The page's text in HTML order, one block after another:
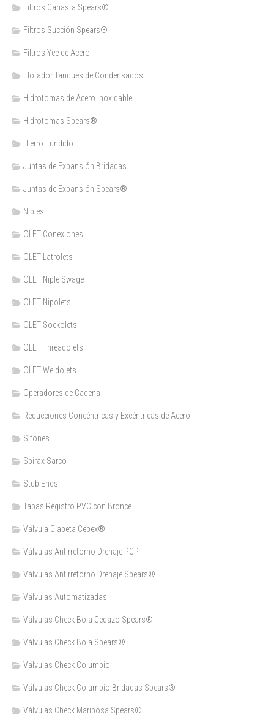
Filtros Canasta Spears®
Filtros Succión Spears®
Filtros Yee de Acero
Flotador Tanques de Condensados
Hidrotomas de Acero Inoxidable
Hidrotomas Spears®
Hierro Fundido
Juntas de Expansión Bridadas
Juntas de Expansión Spears®
Niples
OLET Conexiones
OLET Latrolets
OLET Niple Swage
OLET Nipolets
OLET Sockolets
OLET Threadolets
OLET Weldolets
Operadores de Cadena
Reducciones Concéntricas y Excéntricas de Acero
Sifones
Spirax Sarco
Stub Ends
Tapas Registro PVC con Bronce
Válvula Clapeta Cepex®
Válvulas Antirretorno Drenaje PCP
Válvulas Antirretorno Drenaje Spears®
Válvulas Automatizadas
Válvulas Check Bola Cedazo Spears®
Válvulas Check Bola Spears®
Válvulas Check Columpio
Válvulas Check Columpio Bridadas Spears®
Válvulas Check Mariposa Spears®